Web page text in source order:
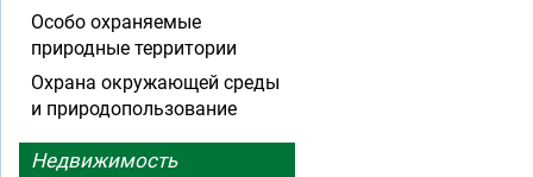
Особо охраняемые
природные территории
Охрана окружающей среды
и природопользование
Недвижимость